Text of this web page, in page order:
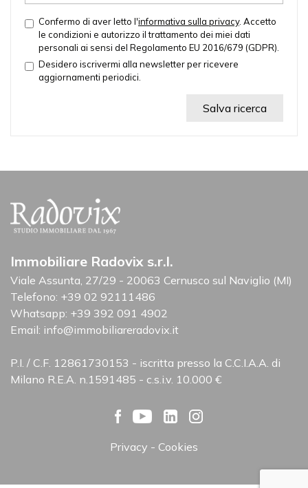
Confermo di aver letto l'informativa sulla privacy. Accetto
le condizioni e autorizzo il trattamento dei miei dati
personali ai sensi del Regolamento EU 2016/679 (GDPR).
Desidero iscrivermi alla newsletter per ricevere
aggiornamenti periodici.
Salva ricerca
Immobiliare Radovix s.r.l.
Viale Assunta, 27/29 - 20063 Cernusco sul Naviglio (MI)
Telefono: +39 02 92111486
Whatsapp: +39 392 091 4902
Email: info@immobiliareradovix.it
P.I. / C.F. 12861730153 - iscritta presso la C.C.I.A.A. di
Milano R.E.A. n.1591485 - c.s.i.v. 10.000 €
Privacy Cookies